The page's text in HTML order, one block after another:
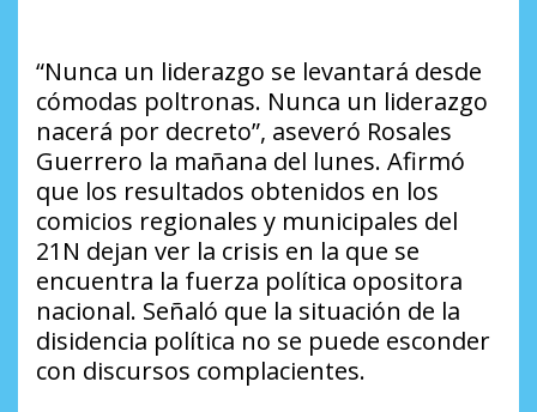
“Nunca un liderazgo se levantará desde
cómodas poltronas. Nunca un liderazgo
nacerá por decreto”, aseveró Rosales
Guerrero la mañana del lunes. Afirmó
que los resultados obtenidos en los
comicios regionales y municipales del
21N dejan ver la crisis en la que se
encuentra la fuerza política opositora
nacional. Señaló que la situación de la
disidencia política no se puede esconder
con discursos complacientes.